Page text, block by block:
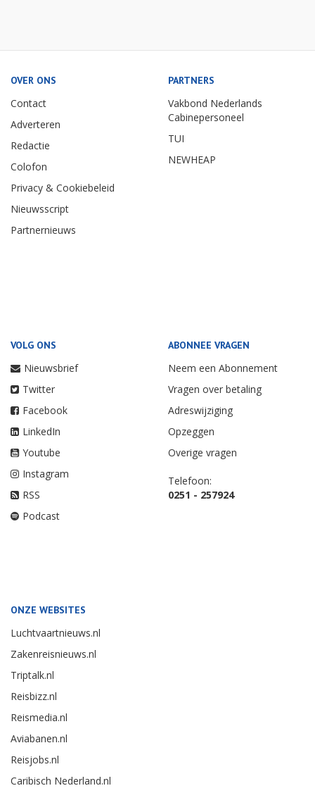
OVER ONS
Contact
Adverteren
Redactie
Colofon
Privacy & Cookiebeleid
Nieuwsscript
Partnernieuws
PARTNERS
Vakbond Nederlands
Cabinepersoneel
TUI
NEWHEAP
VOLG ONS
Nieuwsbrief
Twitter
Facebook
LinkedIn
Youtube
Instagram
RSS
Podcast
ABONNEE VRAGEN
Neem een Abonnement
Vragen over betaling
Adreswijziging
Opzeggen
Overige vragen
Telefoon:
0251 - 257924
ONZE WEBSITES
Luchtvaartnieuws.nl
Zakenreisnieuws.nl
Triptalk.nl
Reisbizz.nl
Reismedia.nl
Aviabanen.nl
Reisjobs.nl
Caribisch Nederland.nl